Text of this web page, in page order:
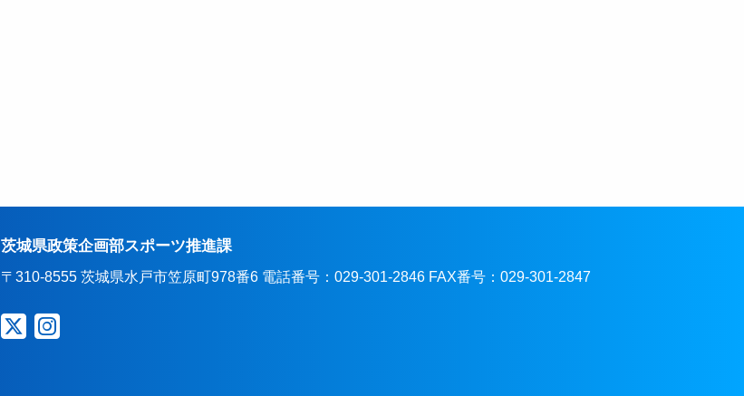
茨城県政策企画部スポーツ推進課
〒310-8555 茨城県水戸市笠原町978番6 電話番号：029-301-2846 FAX番号：029-301-2847